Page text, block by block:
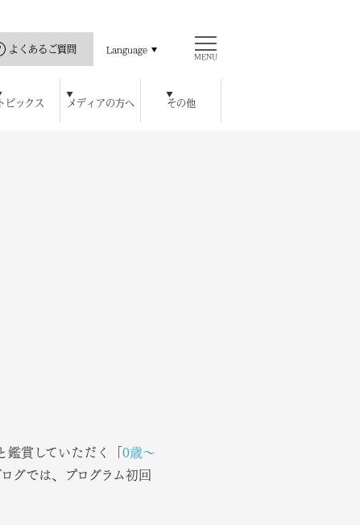
よくあるご質問 Language
MENU
ジェクト
トピックス
ウス オンラインショップ
メディアの方へ その他
賞していただく「 0歳～
グでは、プログラム初回